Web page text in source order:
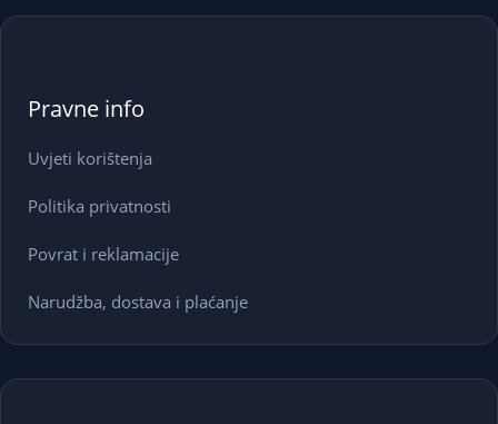
Pravne info
Uvjeti korištenja
Politika privatnosti
Povrat i reklamacije
Narudžba, dostava i plaćanje